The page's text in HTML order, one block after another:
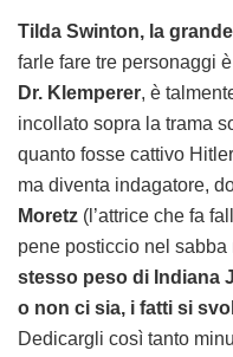
Tilda Swinton, la
farle fare tre personaggi
Dr. Klemperer, è
incollato sopra la trama
quanto fosse cattivo
ma diventa indagatore,
Moretz (l’attrice che fa
pene posticcio nel
stesso peso di Indiana
o non ci sia, i fatti si
Dedicargli così tanto